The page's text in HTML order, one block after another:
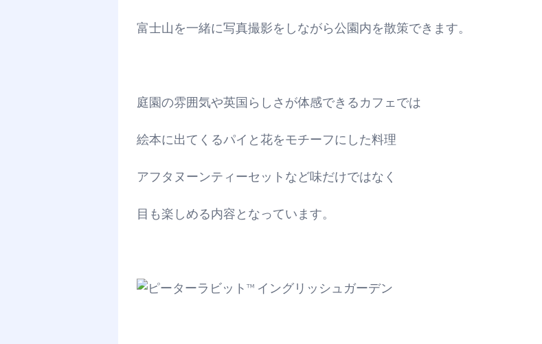
富士山を一緒に写真撮影をしながら公園内を散策できます。
庭園の雰囲気や英国らしさが体感できるカフェでは
絵本に出てくるパイと花をモチーフにした料理
アフタヌーンティーセットなど味だけではなく
目も楽しめる内容となっています。